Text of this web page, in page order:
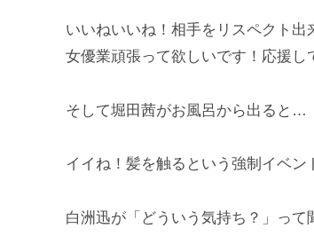
いいねいいね！相手をリスペクト
女優業頑張って欲しいです！応援し
そして堀田茜がお風呂から出ると…
イイね！髪を触るという強制イベ
白洲迅が「どういう気持ち？」っ